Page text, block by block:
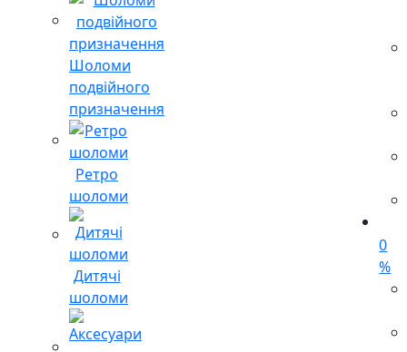
Шоломи
подвійного
призначення
Ретро
шоломи
Дитячі
шоломи
0
%